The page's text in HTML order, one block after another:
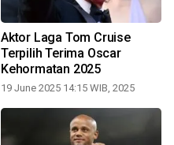
Aktor Laga Tom Cruise
Terpilih Terima Oscar
Kehormatan 2025
19 June 2025 14:15 WIB, 2025